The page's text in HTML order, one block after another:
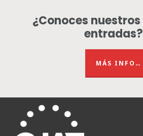
¿Conoces
entradas?
MÁS INFO…